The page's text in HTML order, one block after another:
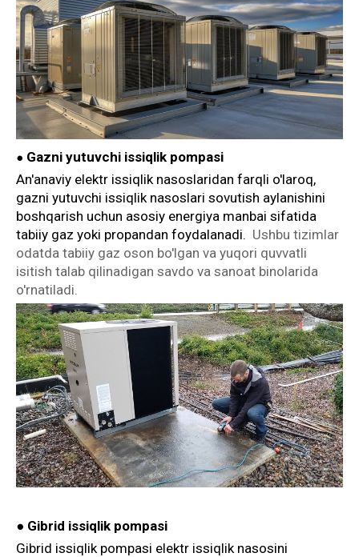
● Gazni yutuvchi issiqlik pompasi
An'anaviy elektr issiqlik nasoslaridan farqli o'laroq,
gazni yutuvchi issiqlik nasoslari sovutish aylanishini
boshqarish uchun asosiy energiya manbai sifatida
tabiiy gaz yoki propandan foydalanadi. Ushbu tizimlar
odatda tabiiy gaz oson bo'lgan va yuqori quvvatli
isitish talab qilinadigan savdo va sanoat binolarida
o'rnatiladi.
● Gibrid issiqlik pompasi
Gibrid issiqlik pompasi elektr issiqlik nasosini